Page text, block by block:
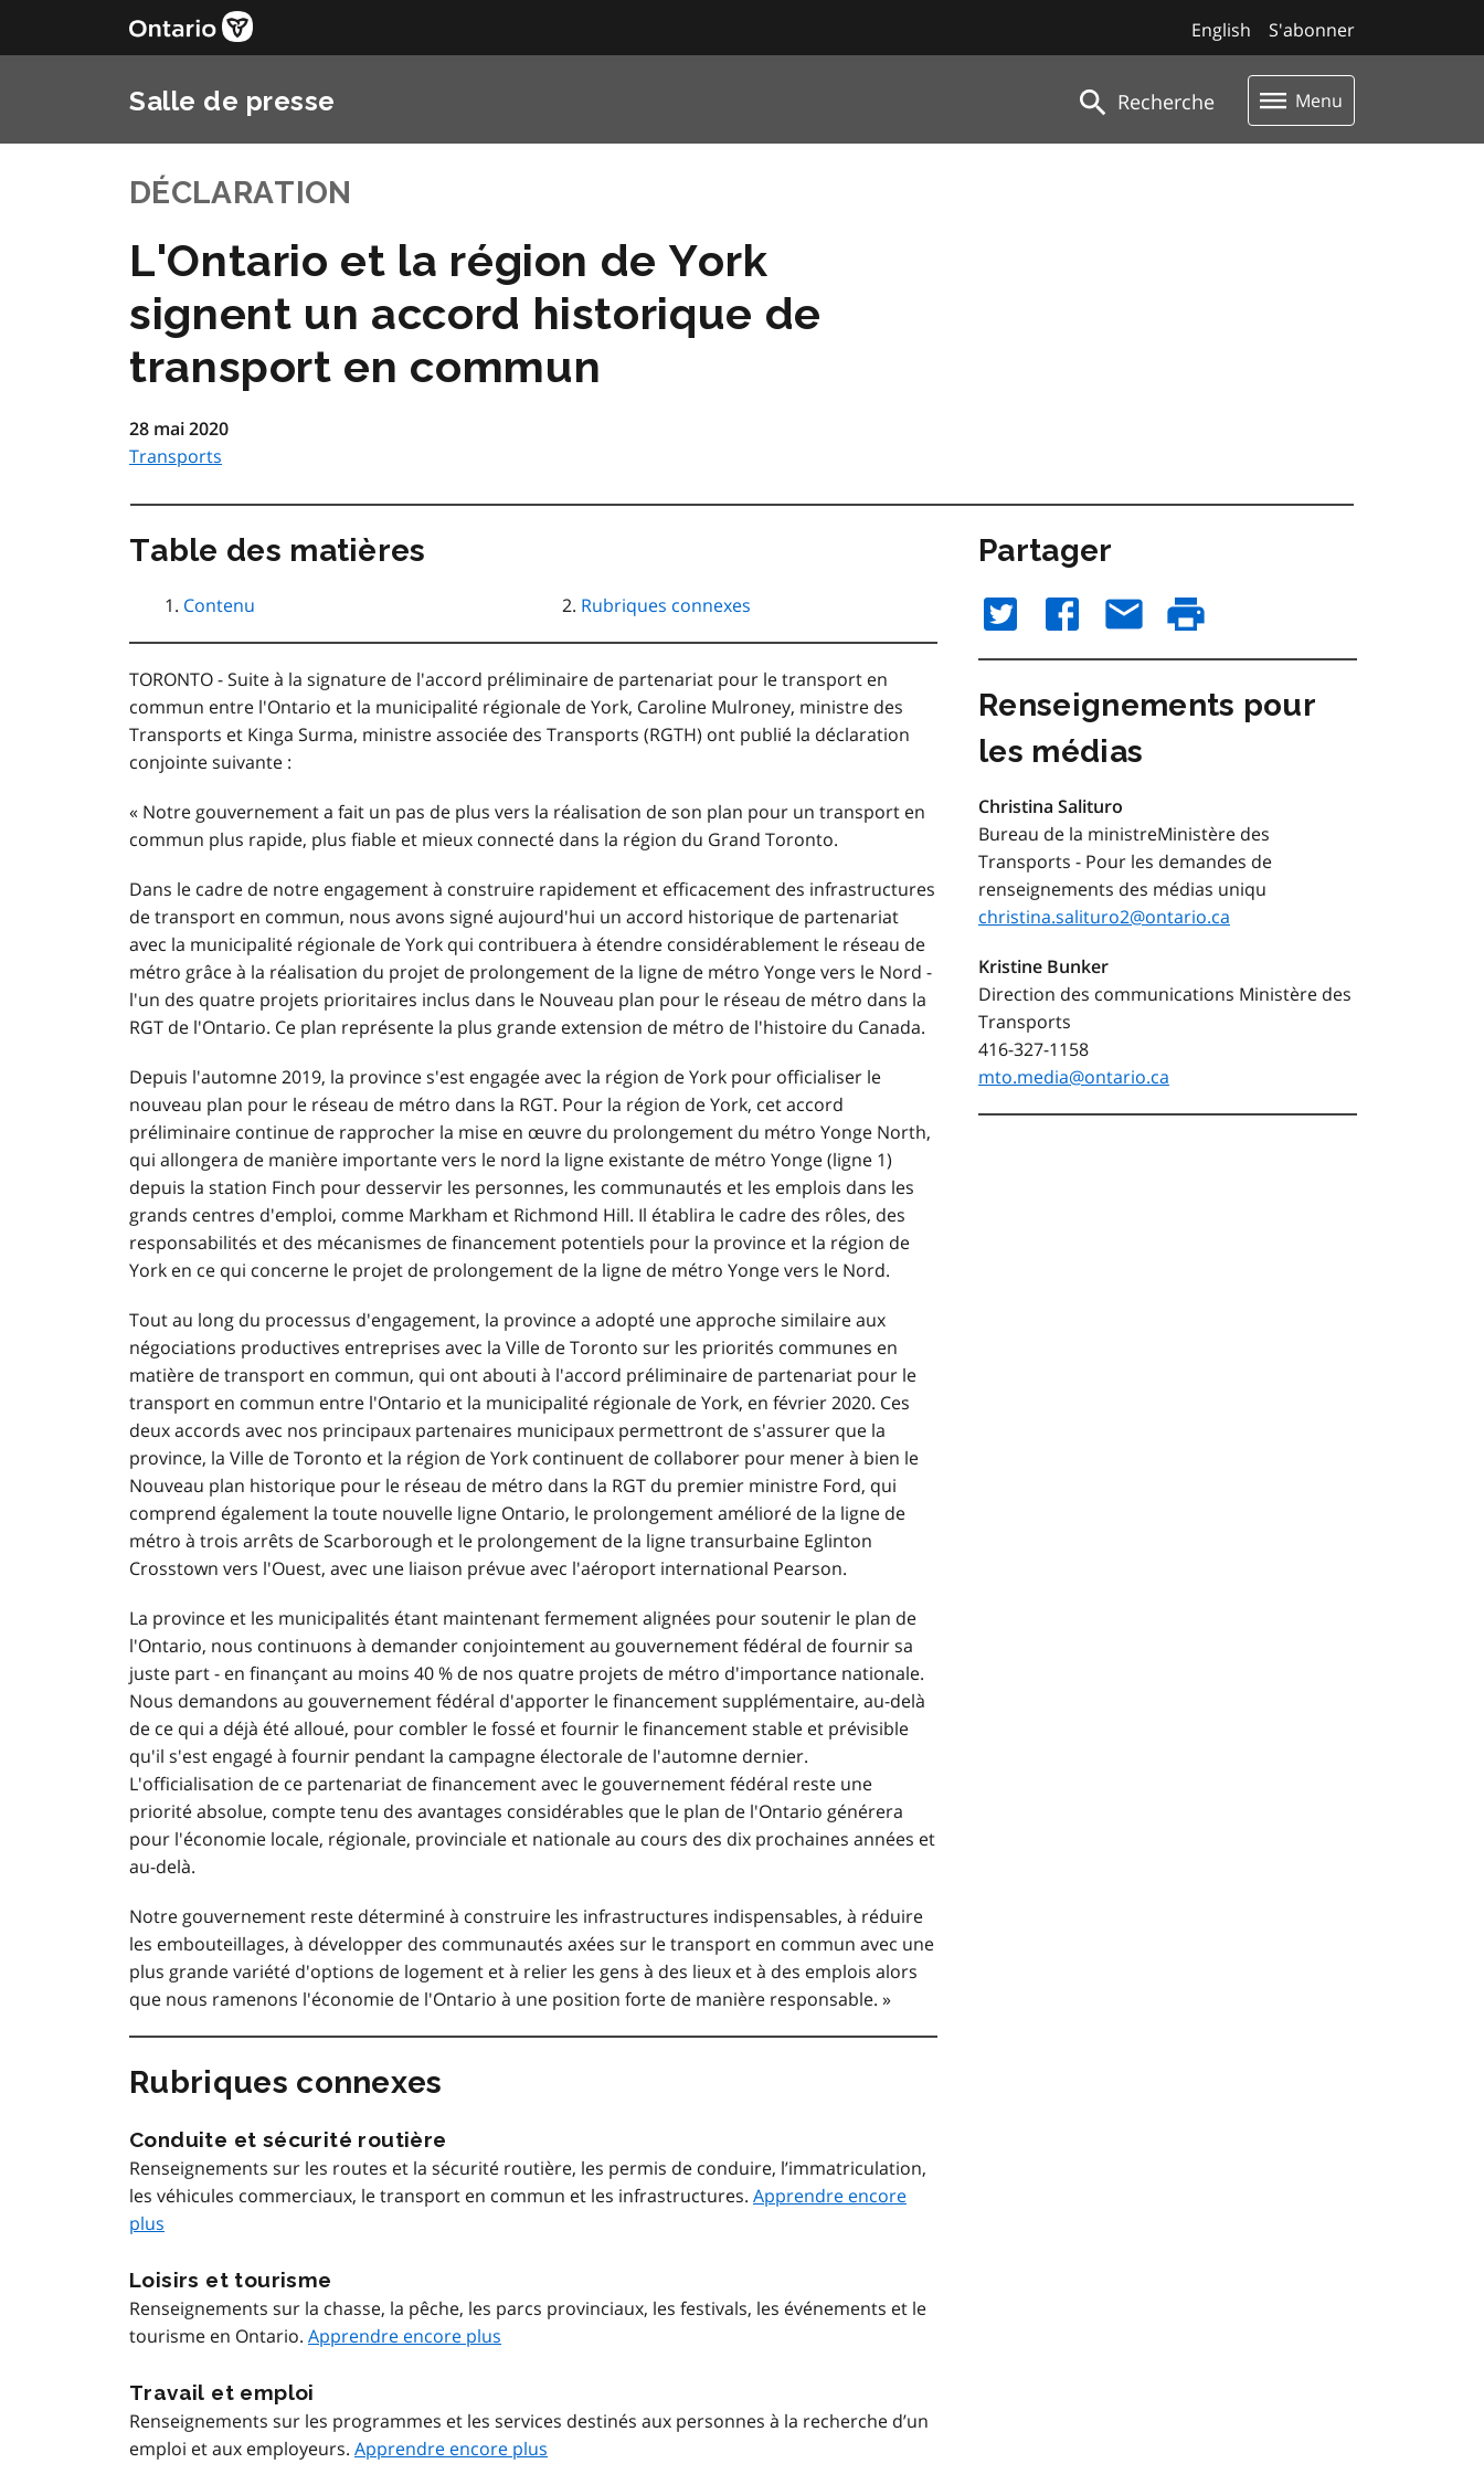
S'abonner
English
Salle de presse Recherche Menu
DÉCLARATION
L'Ontario et la région de York
signent un accord historique de
transport en commun
28 mai 2020
Transports
Table des matières
Contenu Rubriques connexes
TORONTO - Suite à la signature de l'accord préliminaire de partenariat pour le transport en
commun entre l'Ontario et la municipalité régionale de York, Caroline Mulroney, ministre des
Transports et Kinga Surma, ministre associée des Transports (RGTH) ont publié la déclaration
conjointe suivante :
« Notre gouvernement a fait un pas de plus vers la réalisation de son plan pour un transport en
commun plus rapide, plus fiable et mieux connecté dans la région du Grand Toronto.
Dans le cadre de notre engagement à construire rapidement et efficacement des infrastructures
de transport en commun, nous avons signé aujourd'hui un accord historique de partenariat
avec la municipalité régionale de York qui contribuera à étendre considérablement le réseau de
métro grâce à la réalisation du projet de prolongement de la ligne de métro Yonge vers le Nord -
l'un des quatre projets prioritaires inclus dans le Nouveau plan pour le réseau de métro dans la
RGT de l'Ontario. Ce plan représente la plus grande extension de métro de l'histoire du Canada.
Depuis l'automne 2019, la province s'est engagée avec la région de York pour officialiser le
nouveau plan pour le réseau de métro dans la RGT. Pour la région de York, cet accord
préliminaire continue de rapprocher la mise en œuvre du prolongement du métro Yonge North,
qui allongera de manière importante vers le nord la ligne existante de métro Yonge (ligne 1)
depuis la station Finch pour desservir les personnes, les communautés et les emplois dans les
grands centres d'emploi, comme Markham et Richmond Hill. Il établira le cadre des rôles, des
responsabilités et des mécanismes de financement potentiels pour la province et la région de
York en ce qui concerne le projet de prolongement de la ligne de métro Yonge vers le Nord.
Tout au long du processus d'engagement, la province a adopté une approche similaire aux
négociations productives entreprises avec la Ville de Toronto sur les priorités communes en
matière de transport en commun, qui ont abouti à l'accord préliminaire de partenariat pour le
transport en commun entre l'Ontario et la municipalité régionale de York, en février 2020. Ces
deux accords avec nos principaux partenaires municipaux permettront de s'assurer que la
province, la Ville de Toronto et la région de York continuent de collaborer pour mener à bien le
Nouveau plan historique pour le réseau de métro dans la RGT du premier ministre Ford, qui
comprend également la toute nouvelle ligne Ontario, le prolongement amélioré de la ligne de
métro à trois arrêts de Scarborough et le prolongement de la ligne transurbaine Eglinton
Crosstown vers l'Ouest, avec une liaison prévue avec l'aéroport international Pearson.
La province et les municipalités étant maintenant fermement alignées pour soutenir le plan de
l'Ontario, nous continuons à demander conjointement au gouvernement fédéral de fournir sa
juste part - en finançant au moins 40 % de nos quatre projets de métro d'importance nationale.
Nous demandons au gouvernement fédéral d'apporter le financement supplémentaire, au-delà
de ce qui a déjà été alloué, pour combler le fossé et fournir le financement stable et prévisible
qu'il s'est engagé à fournir pendant la campagne électorale de l'automne dernier.
L'officialisation de ce partenariat de financement avec le gouvernement fédéral reste une
priorité absolue, compte tenu des avantages considérables que le plan de l'Ontario générera
pour l'économie locale, régionale, provinciale et nationale au cours des dix prochaines années et
au-delà.
Notre gouvernement reste déterminé à construire les infrastructures indispensables, à réduire
les embouteillages, à développer des communautés axées sur le transport en commun avec une
plus grande variété d'options de logement et à relier les gens à des lieux et à des emplois alors
que nous ramenons l'économie de l'Ontario à une position forte de manière responsable. »
Rubriques connexes
Conduite et sécurité routière
Renseignements sur les routes et la sécurité routière, les permis de conduire, l’immatriculation,
les véhicules commerciaux, le transport en commun et les infrastructures. Apprendre encore
plus
Loisirs et tourisme
Renseignements sur la chasse, la pêche, les parcs provinciaux, les festivals, les événements et le
tourisme en Ontario. Apprendre encore plus
Travail et emploi
Renseignements sur les programmes et les services destinés aux personnes à la recherche d’un
emploi et aux employeurs. Apprendre encore plus
Partager
Renseignements pour
les médias
Christina Salituro
Bureau de la ministreMinistère des
Transports - Pour les demandes de
renseignements des médias uniqu
christina.salituro2@ontario.ca
Kristine Bunker
Direction des communications Ministère des
Transports
416-327-1158
mto.media@ontario.ca